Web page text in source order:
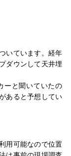
いています。経年
ダウンして天井埋
ーと聞いていたの
あると予想してい
用可能なので位置